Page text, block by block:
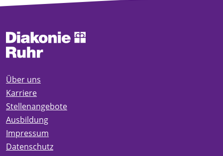
Über uns
Karriere
Stellenangebote
Ausbildung
Impressum
Datenschutz